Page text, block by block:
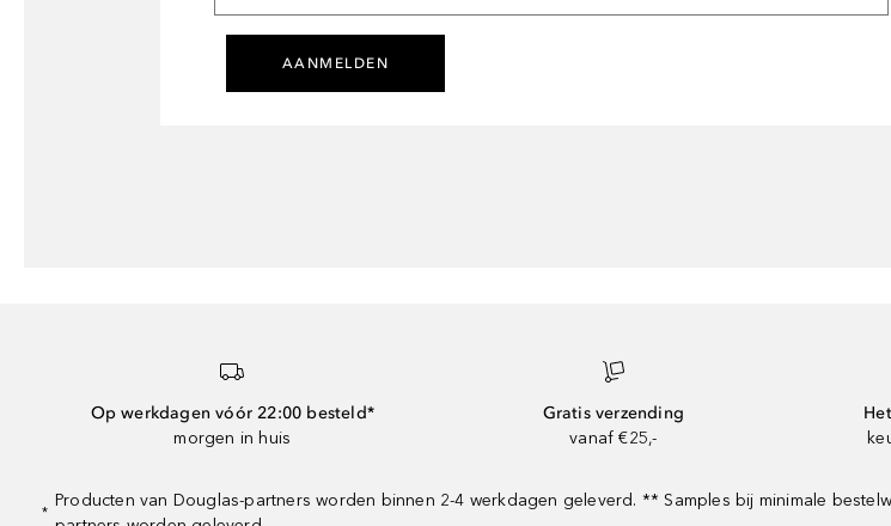
AANMELDEN
Op werkdagen vóór 22:00 besteld*
morgen in huis
Gratis verzending
vanaf €25,-
*
Producten van Douglas-partners worden binnen 2-4 werkdagen geleverd. ** Samples bij minimale